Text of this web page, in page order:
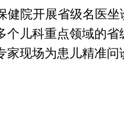
健院开展省级名医
个儿科重点领域的
家现场为患儿精准